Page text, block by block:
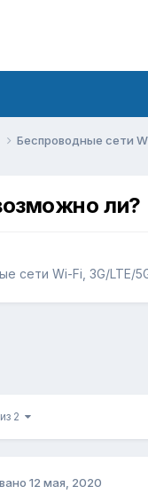
Беспроводные сети
ли?
сети Wi-Fi, 3G/LTE/
2
12 мая, 2020